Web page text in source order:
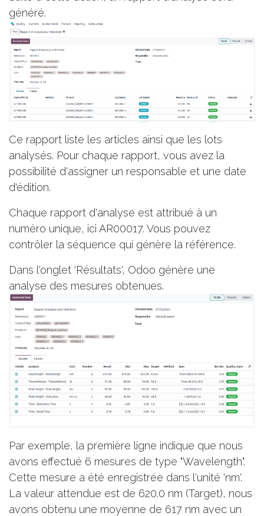
généré.
Ce rapport liste les articles ainsi que les lots
analysés. Pour chaque rapport, vous avez la
possibilité d'assigner un responsable et une date
d'édition.
Chaque rapport d'analyse est attribué à un
numéro unique, ici AR00017. Vous pouvez
contrôler la séquence qui génère la référence.
Dans l'onglet 'Résultats', Odoo génère une
analyse des mesures obtenues.
Par exemple, la première ligne indique que nous
avons effectué 6 mesures de type "Wavelength".
Cette mesure a été enregistrée dans l'unité 'nm'.
La valeur attendue est de 620.0 nm (Target), nous
avons obtenu une moyenne de 617 nm avec un